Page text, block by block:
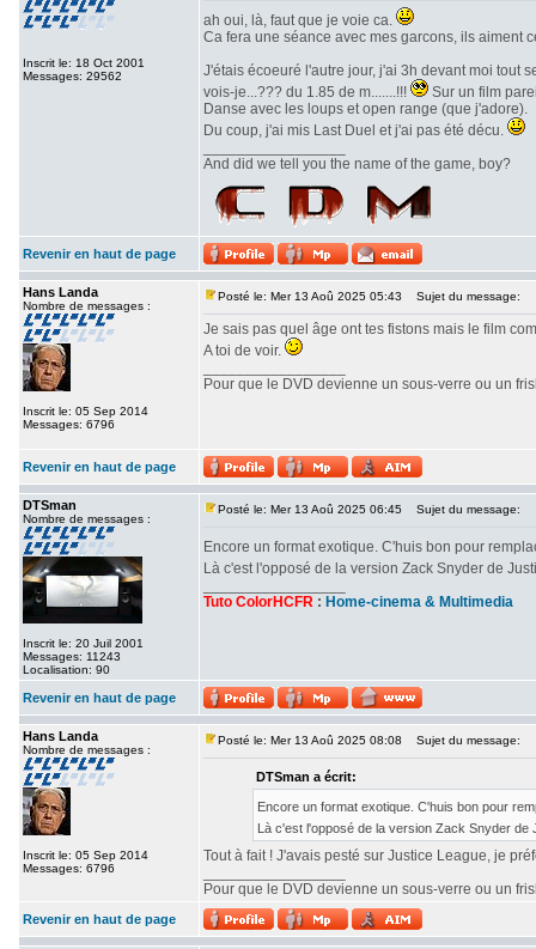
Inscrit le: 18 Oct 2001
Messages: 29562
ah oui, là, faut que je voie ca.
Ca fera une séance avec mes garcons, ils aiment
J'étais écoeuré l'autre jour, j'ai 3h devant moi tout
vois-je...??? du 1.85 de m.......!!!
Sur un film
Danse avec les loups et open range (que j'adore).
Du coup, j'ai mis Last Duel et j'ai pas été décu.
And did we tell you the name of the game, boy?
Revenir en haut de page
Hans Landa
Nombre de messages :
Inscrit le: 05 Sep 2014
Messages: 6796
Posté le: Mer 13 Aoû 2025 05:43 Sujet du message:
Je sais pas quel âge ont tes fistons mais le film
A toi de voir.
Pour que le DVD devienne un sous-verre ou un
Revenir en haut de page
DTSman
Nombre de messages :
Inscrit le: 20 Juil 2001
Messages: 11243
Localisation: 90
Posté le: Mer 13 Aoû 2025 06:45 Sujet du message:
Encore un format exotique. C'huis bon pour
Là c'est l'opposé de la version Zack Snyder de
Tuto ColorHCFR : Home-cinema & Multimedia
Revenir en haut de page
Hans Landa
Nombre de messages :
Inscrit le: 05 Sep 2014
Messages: 6796
Posté le: Mer 13 Aoû 2025 08:08 Sujet du message:
DTSman a écrit:
Encore un format exotique. C'huis bon pour
Là c'est l'opposé de la version Zack Snyder de
Tout à fait ! J'avais pesté sur Justice League, je
Pour que le DVD devienne un sous-verre ou un
Revenir en haut de page